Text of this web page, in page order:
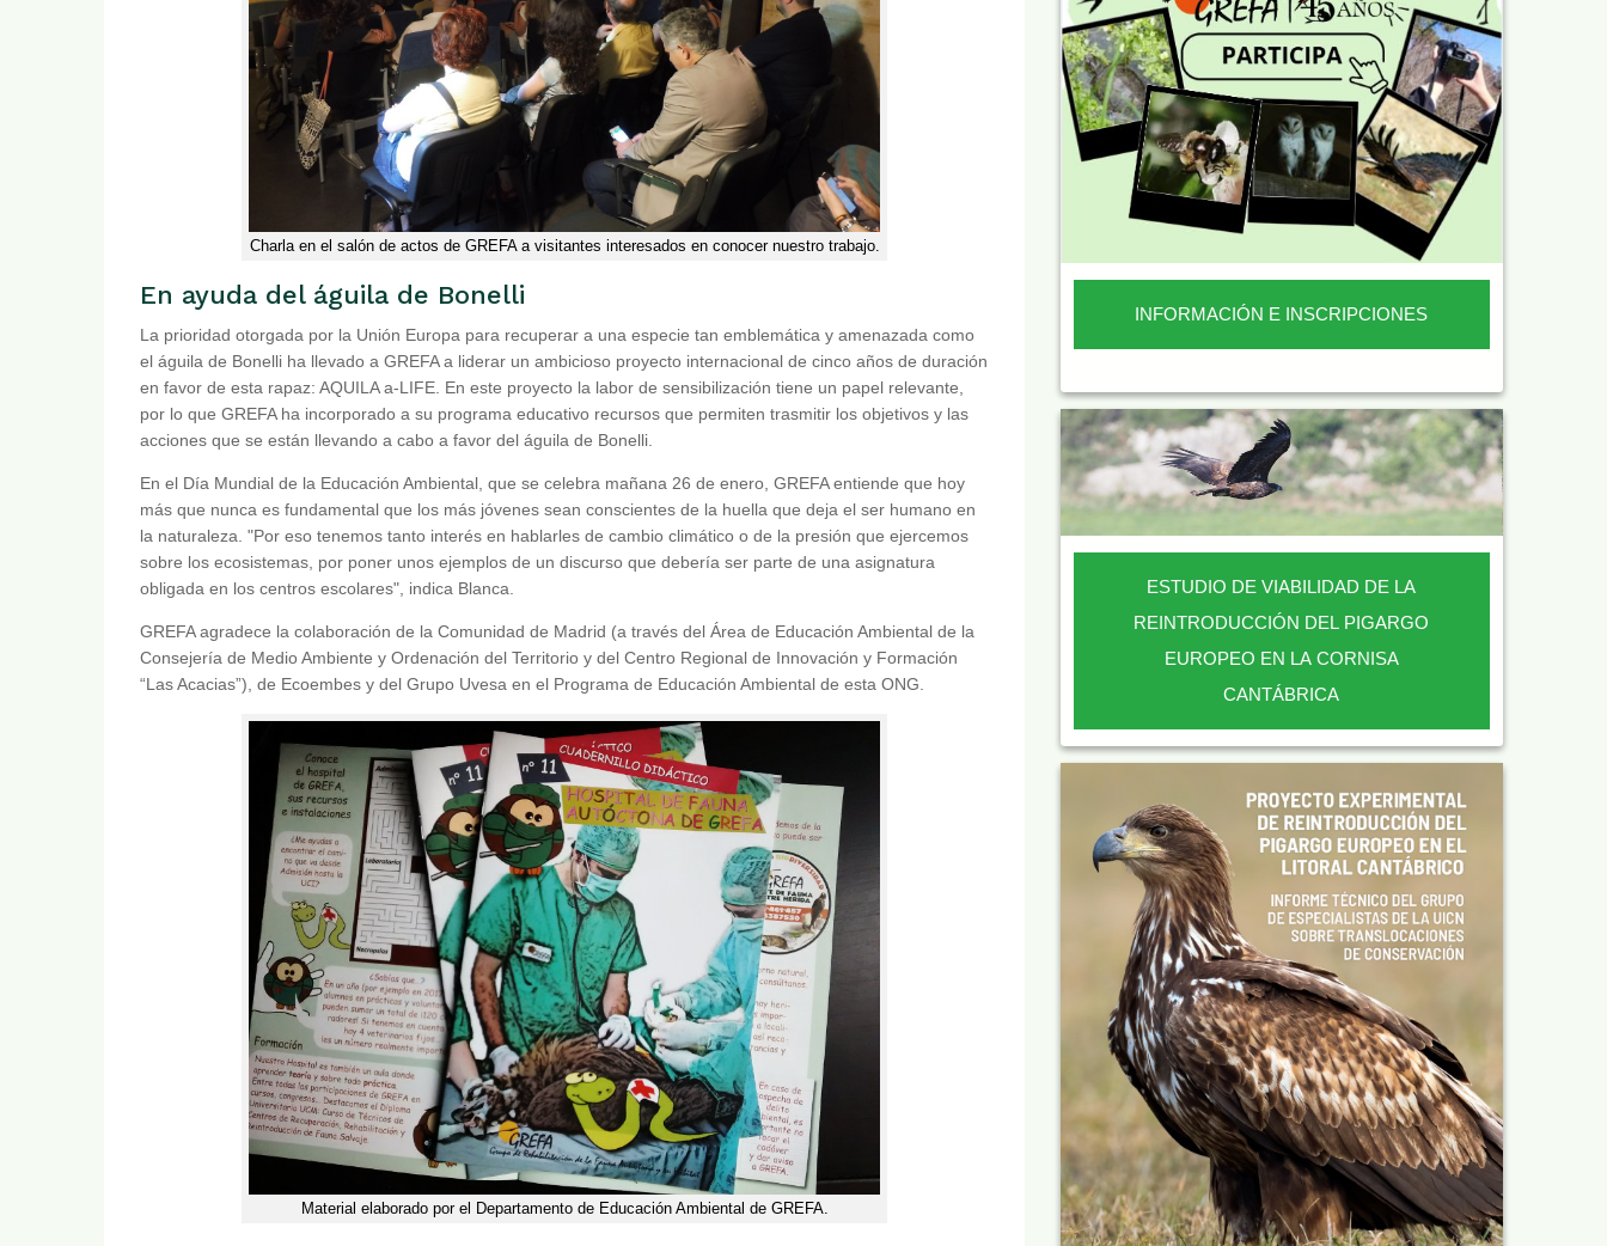
Charla en el salón de actos de GREFA a visitantes interesados en conocer nuestro trabajo.
En ayuda del águila de Bonelli
La prioridad otorgada por la Unión Europa para recuperar a una especie tan emblemática y amenazada como
el águila de Bonelli ha llevado a GREFA a liderar un ambicioso proyecto internacional de cinco años de duración
en favor de esta rapaz: AQUILA a-LIFE. En este proyecto la labor de sensibilización tiene un papel relevante,
por lo que GREFA ha incorporado a su programa educativo recursos que permiten trasmitir los objetivos y las
acciones que se están llevando a cabo a favor del águila de Bonelli.
En el Día Mundial de la Educación Ambiental, que se celebra mañana 26 de enero, GREFA entiende que hoy
más que nunca es fundamental que los más jóvenes sean conscientes de la huella que deja el ser humano en
la naturaleza. "Por eso tenemos tanto interés en hablarles de cambio climático o de la presión que ejercemos
sobre los ecosistemas, por poner unos ejemplos de un discurso que debería ser parte de una asignatura
obligada en los centros escolares", indica Blanca.
GREFA agradece la colaboración de la Comunidad de Madrid (a través del Área de Educación Ambiental de la
Consejería de Medio Ambiente y Ordenación del Territorio y del Centro Regional de Innovación y Formación
“Las Acacias”), de Ecoembes y del Grupo Uvesa en el Programa de Educación Ambiental de esta ONG.
Material elaborado por el Departamento de Educación Ambiental de GREFA.
INFORMACIÓN E INSCRIPCIONES
ESTUDIO DE VIABILIDAD DE LA
REINTRODUCCIÓN DEL PIGARGO
EUROPEO EN LA CORNISA
CANTÁBRICA